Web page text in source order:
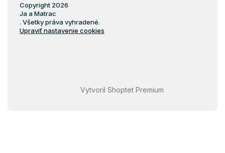
Vytvoril Shoptet Premium
Copyright 2026
Ja a Matrac
. Všetky práva vyhradené.
Upraviť nastavenie cookies